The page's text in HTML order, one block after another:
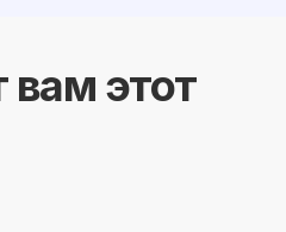
вам этот